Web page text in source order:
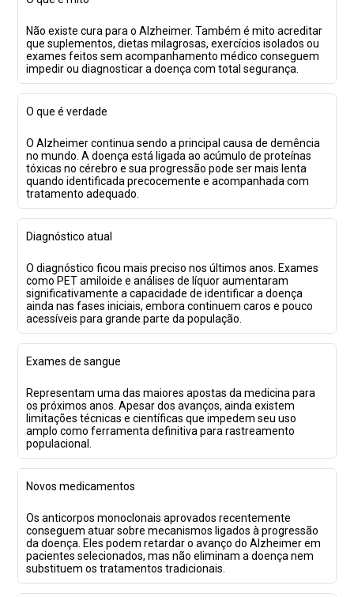
Não existe cura para o Alzheimer. Também é mito acreditar
que suplementos, dietas milagrosas, exercícios isolados ou
exames feitos sem acompanhamento médico conseguem
impedir ou diagnosticar a doença com total segurança.
O que é verdade
O Alzheimer continua sendo a principal causa de demência
no mundo. A doença está ligada ao acúmulo de proteínas
tóxicas no cérebro e sua progressão pode ser mais lenta
quando identificada precocemente e acompanhada com
tratamento adequado.
Diagnóstico atual
O diagnóstico ficou mais preciso nos últimos anos. Exames
como PET amiloide e análises de líquor aumentaram
significativamente a capacidade de identificar a doença
ainda nas fases iniciais, embora continuem caros e pouco
acessíveis para grande parte da população.
Exames de sangue
Representam uma das maiores apostas da medicina para
os próximos anos. Apesar dos avanços, ainda existem
limitações técnicas e científicas que impedem seu uso
amplo como ferramenta definitiva para rastreamento
populacional.
Novos medicamentos
Os anticorpos monoclonais aprovados recentemente
conseguem atuar sobre mecanismos ligados à progressão
da doença. Eles podem retardar o avanço do Alzheimer em
pacientes selecionados, mas não eliminam a doença nem
substituem os tratamentos tradicionais.